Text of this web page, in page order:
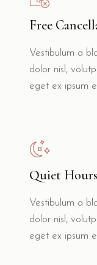
Free
Vestibulum a
dolor nisl,
eget ex ipsum
Quiet Hours
Vestibulum a
dolor nisl,
eget ex ipsum